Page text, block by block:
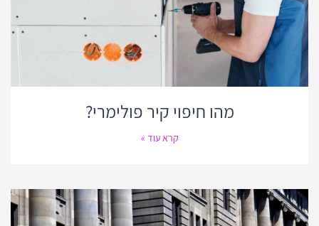
מהו חיפוי קיר פולימרי?
קרא עוד »